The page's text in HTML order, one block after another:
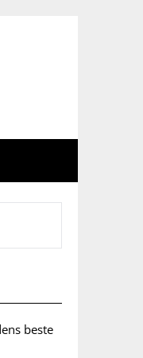
beste